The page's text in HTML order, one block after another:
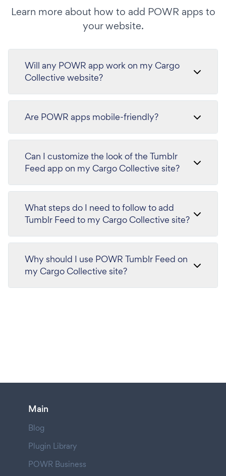
Learn more about how to add POWR apps to
your website.
Will any POWR app work on my Cargo
Collective website?
Are POWR apps mobile-friendly?
Can I customize the look of the Tumblr
Feed app on my Cargo Collective site?
What steps do I need to follow to add
Tumblr Feed to my Cargo Collective site?
Why should I use POWR Tumblr Feed on
my Cargo Collective site?
Main
Blog
Plugin Library
POWR Business